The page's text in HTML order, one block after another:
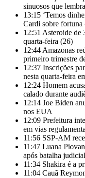
sinuosos que
13:15 ‘Temos
Cardi sobre
12:51 Asteroide de
quarta-feira (26)
12:44 Amazonas
primeiro trimestre
12:37 Inscrições
nesta quarta-feira
12:24 Homem
calado durante
12:14 Joe Biden
nos EUA
12:09 Prefeitura
em vias
11:56 SSP-AM
11:47 Luana
após batalha
11:34 Shakira é a
11:04 Cauã